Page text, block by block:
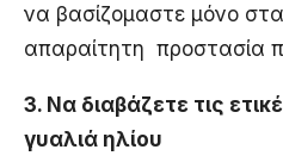
να βασίζομαστε μόνο
απαραίτητη προστασία
3. Να διαβάζετε τις
γυαλιά ηλίου